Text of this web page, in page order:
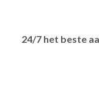
24/7 het beste